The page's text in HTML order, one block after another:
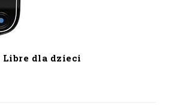
dla dzieci